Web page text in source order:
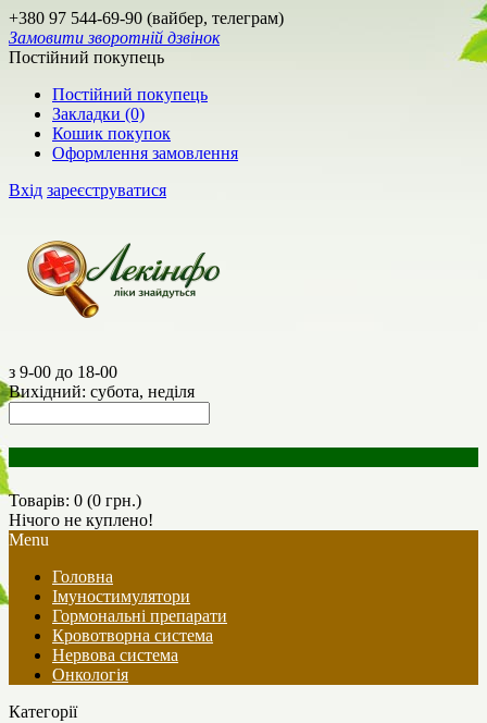
+380 97 544-69-90 (вайбер, телеграм)
Замовити зворотній дзвінок
Постійний покупець
Постійний покупець
Закладки (0)
Кошик покупок
Оформлення замовлення
Вхід зареєструватися
з 9-00 до 18-00
Вихідний: субота, неділя
Товарів: 0 (0 грн.)
Нічого не куплено!
Menu
Головна
Імуностимулятори
Гормональні препарати
Кровотворна система
Нервова система
Онкологія
Категорії